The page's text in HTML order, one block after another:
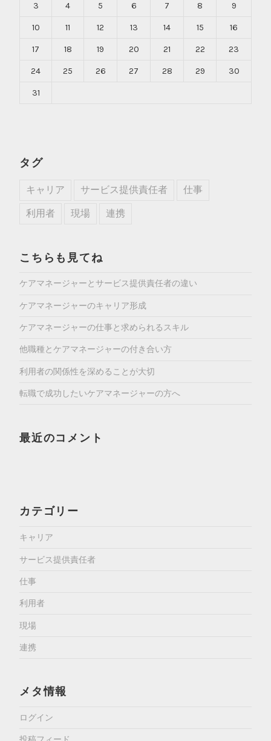
3 4 5 6 7 8 9
10 11 12 13 14 15 16
17 18 19 20 21 22 23
24 25 26 27 28 29 30
31
タグ
キャリア サービス提供責任者 仕事
利用者 現場 連携
こちらも見てね
ケアマネージャーとサービス提供責任者の違い
ケアマネージャーのキャリア形成
ケアマネージャーの仕事と求められるスキル
他職種とケアマネージャーの付き合い方
利用者の関係性を深めることが大切
転職で成功したいケアマネージャーの方へ
最近のコメント
カテゴリー
キャリア
サービス提供責任者
仕事
利用者
現場
連携
メタ情報
ログイン